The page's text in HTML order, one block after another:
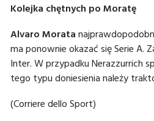
Kolejka chętnych po Moratę
Alvaro Morata
ma ponownie okazać się Serie A.
Inter. W przypadku Nerazzurrich
tego typu doniesienia należy
(Corriere dello Sport)